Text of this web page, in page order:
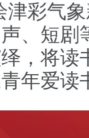
彩气象
、短剧
，将读
年爱读